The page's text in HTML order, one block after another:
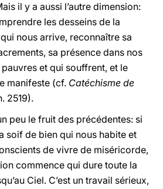
il y a aussi l’autre dimension:
les desseins de la
nous arrive, reconnaître sa
sa présence dans nos
et qui souffrent, et le
manifeste (cf. Catéchisme de
2519).
peu le fruit des précédentes: si
soif de bien qui nous habite et
de vivre de miséricorde,
commence qui dure toute la
Ciel. C’est un travail sérieux,